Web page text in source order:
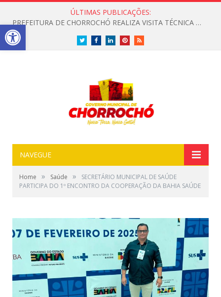
ÚLTIMAS PUBLICAÇÕES:
PREFEITURA DE CHORROCHÓ REALIZA VISITA TÉCNICA PARA LEVANTAMENTO DE TRECHO COM ESGOTO A CÉU ABERTO
TwitterFacebookLinkedInPinterestRSS
NAVEGUE
Home » Saúde »
SECRETÁRIO MUNICIPAL DE SAÚDE
PARTICIPA DO 1º ENCONTRO DA COOPERAÇÃO DA BAHIA SAÚDE
Open toolbar